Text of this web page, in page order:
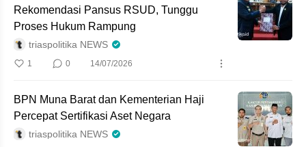
Rekomendasi Pansus RSUD, Tunggu
Proses Hukum Rampung
triaspolitika NEWS
1 0 14/07/2026
BPN Muna Barat dan Kementerian Haji
Percepat Sertifikasi Aset Negara
triaspolitika NEWS